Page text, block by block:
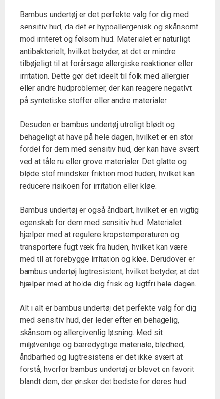
Bambus undertøj er det perfekte valg for dig med
sensitiv hud, da det er hypoallergenisk og skånsomt
mod irriteret og følsom hud. Materialet er naturligt
antibakterielt, hvilket betyder, at det er mindre
tilbøjeligt til at forårsage allergiske reaktioner eller
irritation. Dette gør det ideelt til folk med allergier
eller andre hudproblemer, der kan reagere negativt
på syntetiske stoffer eller andre materialer.
Desuden er bambus undertøj utroligt blødt og
behageligt at have på hele dagen, hvilket er en stor
fordel for dem med sensitiv hud, der kan have svært
ved at tåle ru eller grove materialer. Det glatte og
bløde stof mindsker friktion mod huden, hvilket kan
reducere risikoen for irritation eller kløe.
Bambus undertøj er også åndbart, hvilket er en vigtig
egenskab for dem med sensitiv hud. Materialet
hjælper med at regulere kropstemperaturen og
transportere fugt væk fra huden, hvilket kan være
med til at forebygge irritation og kløe. Derudover er
bambus undertøj lugtresistent, hvilket betyder, at det
hjælper med at holde dig frisk og lugtfri hele dagen.
Alt i alt er bambus undertøj det perfekte valg for dig
med sensitiv hud, der leder efter en behagelig,
skånsom og allergivenlig løsning. Med sit
miljøvenlige og bæredygtige materiale, blødhed,
åndbarhed og lugtresistens er det ikke svært at
forstå, hvorfor bambus undertøj er blevet en favorit
blandt dem, der ønsker det bedste for deres hud.